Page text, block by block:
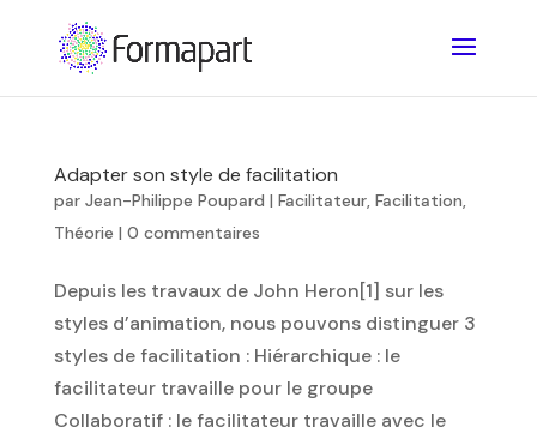
Adapter son style de facilitation
par Jean-Philippe Poupard | Facilitateur, Facilitation,
Théorie | 0 commentaires
Depuis les travaux de John Heron[1] sur les
styles d’animation, nous pouvons distinguer 3
styles de facilitation : Hiérarchique : le
facilitateur travaille pour le groupe
Collaboratif : le facilitateur travaille avec le